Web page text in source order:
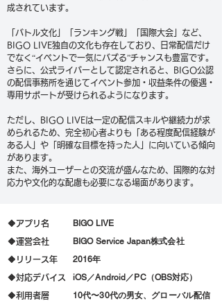
成されています。
「バトル文化」「ランキング戦」「国際大会」など、
BIGO LIVE独自の文化も存在しており、日常配信だけ
でなく“イベントで一気にバズる”チャンスも豊富です。
さらに、公式ライバーとして認定されると、BIGO公認
の配信事務所を通じてイベント参加・収益条件の優遇・
専用サポートが受けられるようになります。
ただし、BIGO LIVEは一定の配信スキルや継続力が求
められるため、完全初心者よりも「ある程度配信経験が
ある人」や「明確な目標を持った人」に向いている傾向
があります。
また、海外ユーザーとの交流が盛んなため、国際的な対
応力や文化的な配慮も必要になる場面があります。
🔶アプリ名 BIGO LIVE
🔶​運営会社 BIGO Service Japan株式会社
🔶リリース年 2016年
🔶対応デバイス iOS／Android／PC（OBS対応）
🔶利用者層
10代〜30代の男女、グローバル配信